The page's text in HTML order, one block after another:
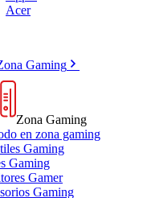
Acer
Gaming
Zona Gaming
en zona gaming
Gaming
Gaming
Gamer
Gaming